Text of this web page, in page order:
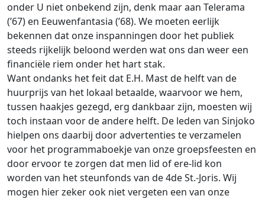
onder U niet onbekend zijn, denk maar aan Telerama
(’67) en Eeuwenfantasia (’68). We moeten eerlijk
bekennen dat onze inspanningen door het publiek
steeds rijkelijk beloond werden wat ons dan weer een
financiële riem onder het hart stak.
Want ondanks het feit dat E.H. Mast de helft van de
huurprijs van het lokaal betaalde, waarvoor we hem,
tussen haakjes gezegd, erg dankbaar zijn, moesten wij
toch instaan voor de andere helft. De leden van Sinjoko
hielpen ons daarbij door advertenties te verzamelen
voor het programmaboekje van onze groepsfeesten en
door ervoor te zorgen dat men lid of ere-lid kon
worden van het steunfonds van de 4de St.-Joris. Wij
mogen hier zeker ook niet vergeten een van onze